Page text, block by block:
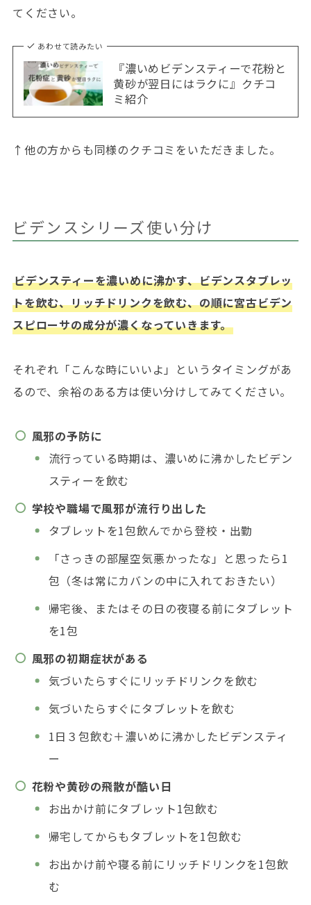
てください。
あわせて読みたい
『濃いめビデンスティーで花粉と
黄砂が翌日にはラクに』クチコ
ミ紹介
↑他の方からも同様のクチコミをいただきました。
ビデンスシリーズ使い分け
ビデンスティーを濃いめに沸かす、ビデンスタブレッ
トを飲む、リッチドリンクを飲む、の順に宮古ビデン
スピローサの成分が濃くなっていきます。
それぞれ「こんな時にいいよ」というタイミングがあ
るので、余裕のある方は使い分けしてみてください。
風邪の予防に
流行っている時期は、濃いめに沸かしたビデン
スティーを飲む
学校や職場で風邪が流行り出した
タブレットを1包飲んでから登校・出勤
「さっきの部屋空気悪かったな」と思ったら1
包（冬は常にカバンの中に入れておきたい）
帰宅後、またはその日の夜寝る前にタブレット
を1包
風邪の初期症状がある
気づいたらすぐにリッチドリンクを飲む
気づいたらすぐにタブレットを飲む
1日３包飲む＋濃いめに沸かしたビデンスティ
ー
花粉や黄砂の飛散が酷い日
お出かけ前にタブレット1包飲む
帰宅してからもタブレットを1包飲む
お出かけ前や寝る前にリッチドリンクを1包飲
む